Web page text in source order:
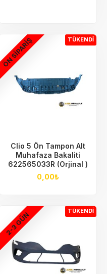
TÜKENDI
ÖN SIPARIŞ
Clio 5 Ön Tampon Alt
Muhafaza Bakaliti
622565033R (Orjinal )
0,00₺
TÜKENDI
2-3 GÜN